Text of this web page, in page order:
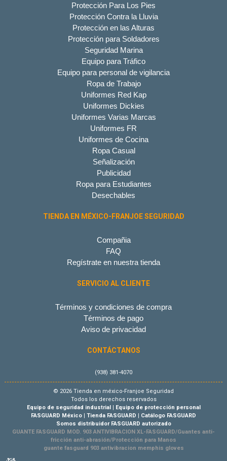
Protección Para Los Pies
Protección Contra la Lluvia
Protección en las Alturas
Protección para Soldadores
Seguridad Marina
Equipo para Tráfico
Equipo para personal de vigilancia
Ropa de Trabajo
Uniformes Red Kap
Uniformes Dickies
Uniformes Varias Marcas
Uniformes FR
Uniformes de Cocina
Ropa Casual
Señalización
Publicidad
Ropa para Estudiantes
Desechables
TIENDA EN MÉXICO-FRANJOE SEGURIDAD
Compañia
FAQ
Regístrate en nuestra tienda
SERVICIO AL CLIENTE
Términos y condiciones de compra
Términos de pago
Aviso de privacidad
CONTÁCTANOS
(938) 381-4070
© 2026 Tienda en méxico-Franjoe Seguridad
Todos los derechos reservados
Equipo de seguridad industrial| Equipo de protección personal
FASGUARD México | Tienda FASGUARD | Catálogo FASGUARD
Somos distribuidor FASGUARD autorizado
GUANTE FASGUARD MOD. 903 ANTIVIBRACION XL-FASGUARD/Guantes anti-
fricción anti-abrasión/Protección para Manos
guante fasguard 903 antivibracion memphis gloves